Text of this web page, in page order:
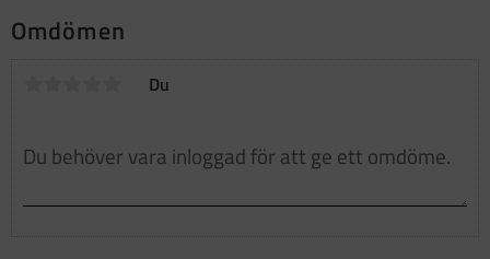
Omdömen
Du